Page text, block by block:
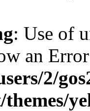
: Use of
an
2/
themes/